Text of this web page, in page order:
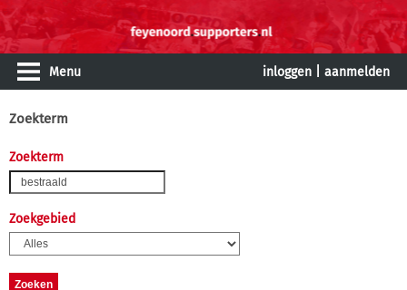
Menu inloggen aanmelden
Zoekterm
Zoekterm
Zoekgebied